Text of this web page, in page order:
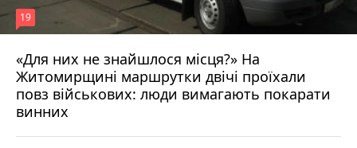
«Для них не знайшлося місця?» На
Житомирщині маршрутки двічі проїхали
повз військових: люди вимагають покарати
винних
19
17 липня 2026 р.